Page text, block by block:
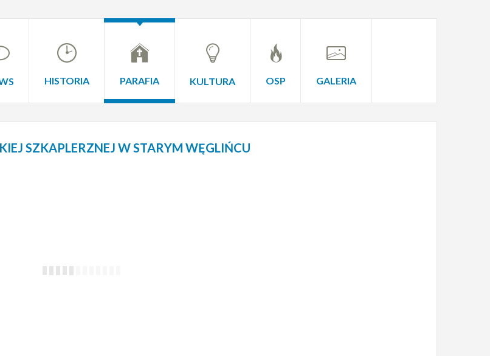
HISTORIA PARAFIA KULTURA OSP GALERIA
SZKAPLERZNEJ W STARYM WĘGLIŃCU